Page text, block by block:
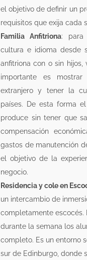
el objetivo de definir un
requisitos que exija cada
Familia Anfitriona: para
cultura e idioma desde
anfitriona con o sin
importante es
extranjero y tener la
países. De esta forma
produce sin tener que
compensación
gastos de manutención
el objetivo de la
negocio.
Residencia y cole en
un intercambio de
completamente escocés.
durante la semana los
completo. Es un entorno
sur de Edinburgo, donde